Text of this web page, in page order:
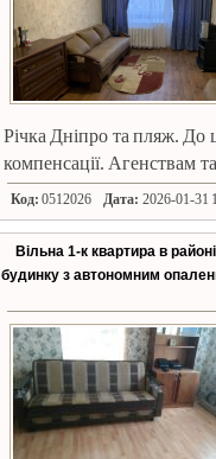
Річка Дніпро та пляж. До
компенсації. Агенствам
Код: 0512026 Дата: 2026-01-31
Вільна 1-к квартира в
будинку з автономним